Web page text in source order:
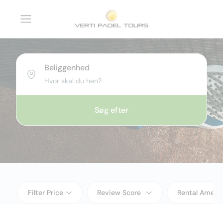
Beliggenhed
Søg efter
Filter Price Review Score Rental